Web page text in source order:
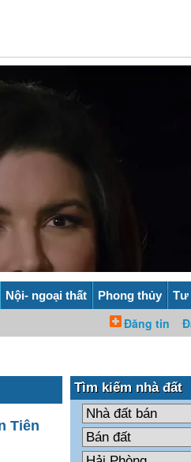
Nội- ngoại thất Phong thủy Tư
Tiên
Tìm kiếm nhà đất